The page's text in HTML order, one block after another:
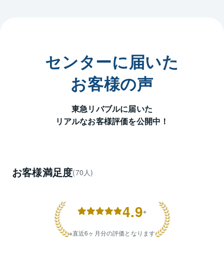
【当センターの重点路線】
①JR京葉線・武蔵野線
「舞浜」 「新浦安」 「市川塩浜」
「浦安」 「南行徳」 「行徳」 「妙典」
②現在の住まいが手狭、広いタイプのお部屋に「買換
え」をしたい
えているので査定から始めたい
④「賃貸中」の不動産を所有しているが、賃借人付き
でも売却できるのか
センターに届いた
お客様の声
東急リバブルに届いた
リアルなお客様評価を公開中！
お客様満足度(70人)
4.9※
直近6ヶ月分の評価となります